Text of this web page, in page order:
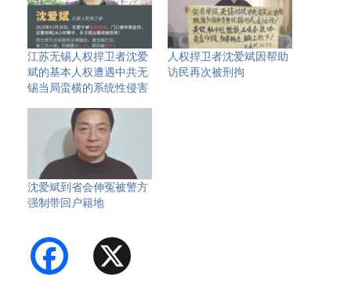
江苏无锡人权捍卫者沈爱
斌的基本人权遭遇中共无
锡当局蛮横的系统性侵害
人权捍卫者沈爱斌因帮助
访民再次被刑拘
沈爱斌到省会伸冤被警方
强制带回户籍地
Facebook